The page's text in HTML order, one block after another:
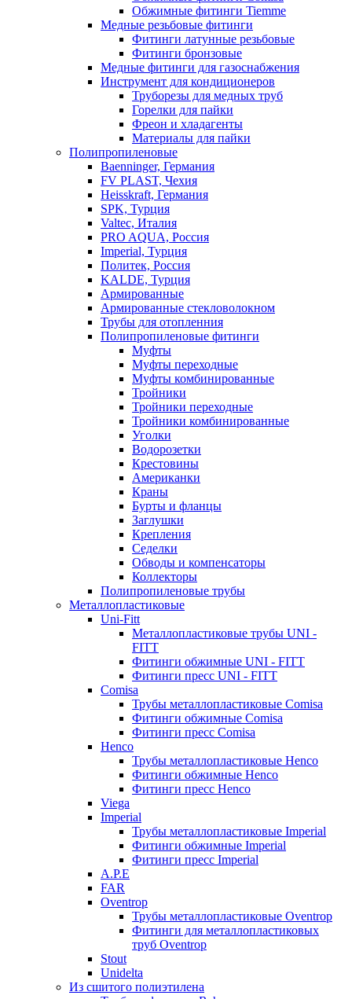
Обжимные фитинги Tiemme
Медные резьбовые фитинги
Фитинги латунные резьбовые
Фитинги бронзовые
Медные фитинги для газоснабжения
Инструмент для кондиционеров
Труборезы для медных труб
Горелки для пайки
Фреон и хладагенты
Материалы для пайки
Полипропиленовые
Baenninger, Германия
FV PLAST, Чехия
Heisskraft, Германия
SPK, Турция
Valtec, Италия
PRO AQUA, Россия
Imperial, Турция
Политек, Россия
KALDE, Турция
Армированные
Армированные стекловолокном
Трубы для отопленния
Полипропиленовые фитинги
Муфты
Муфты переходные
Муфты комбинированные
Тройники
Тройники переходные
Тройники комбинированные
Уголки
Водорозетки
Крестовины
Американки
Краны
Бурты и фланцы
Заглушки
Крепления
Седелки
Обводы и компенсаторы
Коллекторы
Полипропиленовые трубы
Металлопластиковые
Uni-Fitt
Металлопластиковые трубы UNI -
FITT
Фитинги обжимные UNI - FITT
Фитинги пресс UNI - FITT
Comisa
Трубы металлопластиковые Comisa
Фитинги обжимные Comisa
Фитинги пресс Comisa
Henco
Трубы металлопластиковые Henco
Фитинги обжимные Henco
Фитинги пресс Henco
Viega
Imperial
Трубы металлопластиковые Imperial
Фитинги обжимные Imperial
Фитинги пресс Imperial
A.P.E
FAR
Oventrop
Трубы металлопластиковые Oventrop
Фитинги для металлопластиковых
труб Oventrop
Stout
Unidelta
Из сшитого полиэтилена